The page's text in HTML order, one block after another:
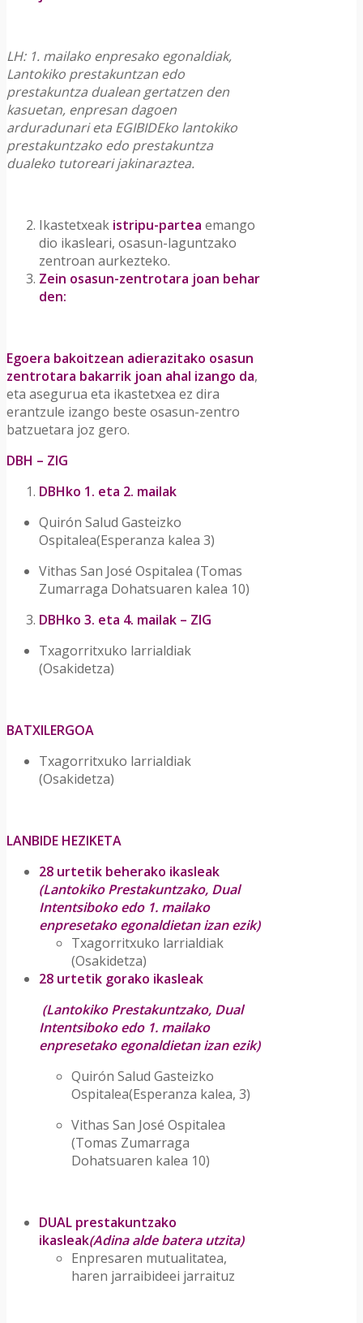
LH: 1. mailako enpresako egonaldiak,
Lantokiko prestakuntzan edo
prestakuntza dualean gertatzen den
kasuetan, enpresan dagoen
arduradunari eta EGIBIDEko lantokiko
prestakuntzako edo prestakuntza
dualeko tutoreari jakinaraztea.
Ikastetxeak istripu-partea emango
dio ikasleari, osasun-laguntzako
zentroan aurkezteko.
Zein osasun-zentrotara joan behar
den:
Egoera bakoitzean adierazitako osasun
zentrotara bakarrik joan ahal izango da,
eta asegurua eta ikastetxea ez dira
erantzule izango beste osasun-zentro
batzuetara joz gero.
DBH – ZIG
DBHko 1. eta 2. mailak
Quirón Salud Gasteizko
Ospitalea(Esperanza kalea 3)
Vithas San José Ospitalea (Tomas
Zumarraga Dohatsuaren kalea 10)
DBHko 3. eta 4. mailak – ZIG
Txagorritxuko larrialdiak
(Osakidetza)
BATXILERGOA
Txagorritxuko larrialdiak
(Osakidetza)
LANBIDE HEZIKETA
28 urtetik beherako ikasleak
(Lantokiko Prestakuntzako, Dual
Intentsiboko edo 1. mailako
enpresetako egonaldietan izan ezik)
Txagorritxuko larrialdiak
(Osakidetza)
28 urtetik gorako ikasleak
(Lantokiko Prestakuntzako, Dual
Intentsiboko edo 1. mailako
enpresetako egonaldietan izan ezik)
Quirón Salud Gasteizko
Ospitalea(Esperanza kalea, 3)
Vithas San José Ospitalea
(Tomas Zumarraga
Dohatsuaren kalea 10)
DUAL prestakuntzako
ikasleak(Adina alde batera utzita)
Enpresaren mutualitatea,
haren jarraibideei jarraituz